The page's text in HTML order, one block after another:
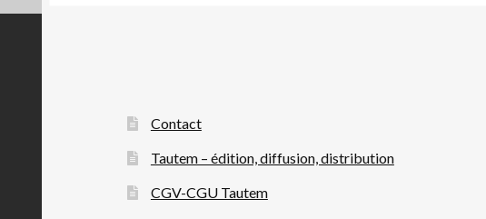
Contact
Tautem – édition, diffusion, distribution
CGV-CGU Tautem